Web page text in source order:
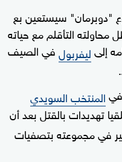
"دوبرمان" سيستعين بع
التأقلم مع حياته
إلىليفربولفي الصيف
المنتخب السويدي
تهديدات بالقتل بعد أن
في مجموعته بتصفيات